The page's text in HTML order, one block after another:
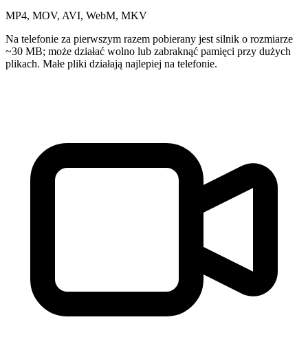
MP4, MOV, AVI, WebM, MKV
Na telefonie za pierwszym razem pobierany jest silnik o rozmiarze
~30 MB; może działać wolno lub zabraknąć pamięci przy dużych
plikach. Małe pliki działają najlepiej na telefonie.